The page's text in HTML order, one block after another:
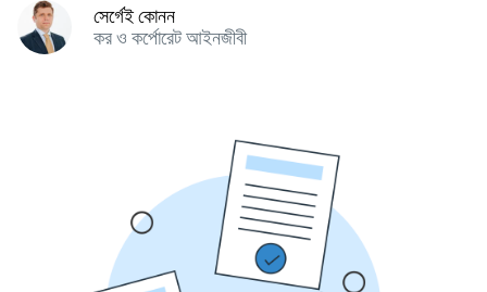
সের্গেই কোনন
কর ও কর্পোরেট আইনজীবী